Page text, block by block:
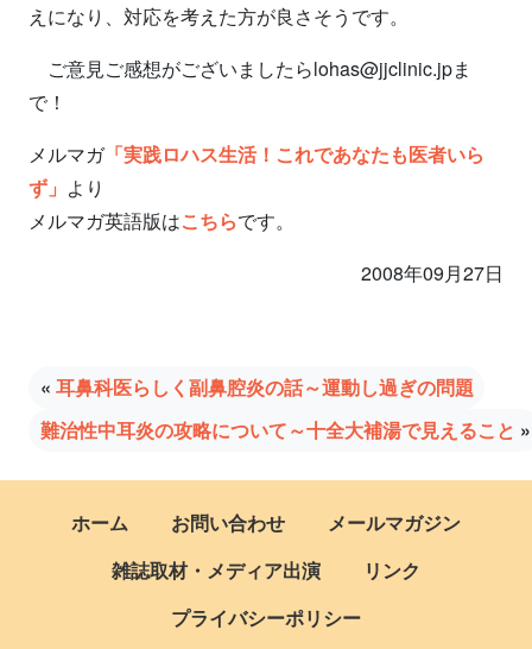
えになり、対応を考えた方が良さそうです。
ご意見ご感想がございましたらlohas@jjclinic.jpま
で！
メルマガ「実践ロハス生活！これであなたも医者いら
ず」 より
メルマガ英語版はこちらです。
2008年09月27日
« 耳鼻科医らしく副鼻腔炎の話～運動し過ぎの問題
難治性中耳炎の攻略について～十全大補湯で見えること »
ホーム お問い合わせ
メールマガジン
雑誌取材・メディア出演
リンク
プライバシーポリシー